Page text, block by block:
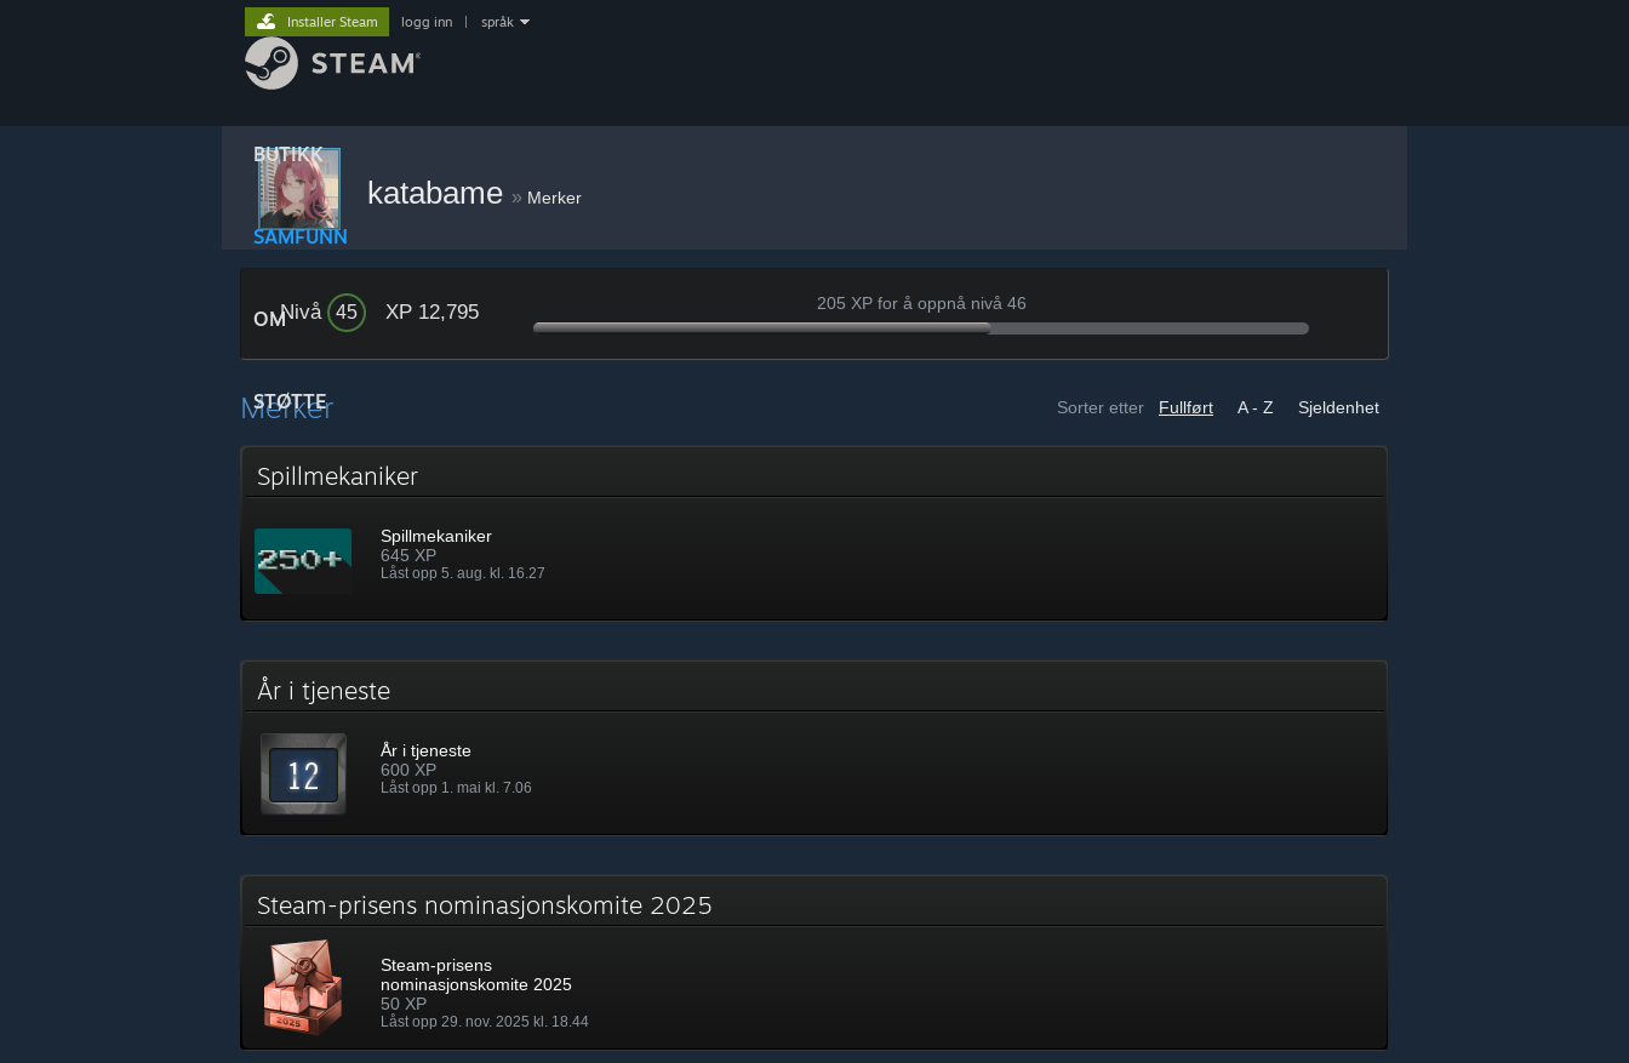
BUTIKK
SAMFUNN
OM
STØTTE
Installer Steam logg inn språk
katabame » Merker
Nivå 45 XP 12,795 205 XP for å oppnå nivå 46
Sorter etter Fullført A - Z Sjeldenhet
Merker
Spillmekaniker
Spillmekaniker
645 XP
Låst opp 5. aug. kl. 16.27
År i tjeneste
År i tjeneste
600 XP
Låst opp 1. mai kl. 7.06
Steam-prisens nominasjonskomite 2025
Steam-prisens
nominasjonskomite 2025
50 XP
Låst opp 29. nov. 2025 kl. 18.44